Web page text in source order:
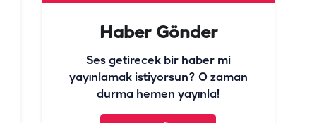
Haber Gönder
Ses getirecek bir haber mi
yayınlamak istiyorsun? O zaman
durma hemen yayınla!